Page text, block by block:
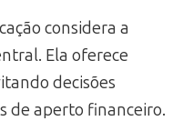
considera a
Ela oferece
decisões
de aperto financeiro.